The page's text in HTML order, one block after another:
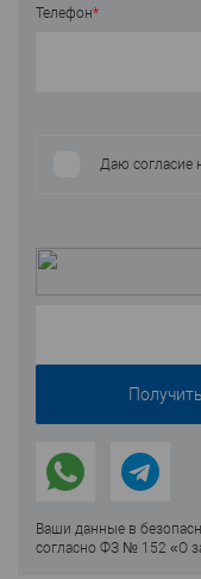
Телефон*
Даю согласие
Ваши данные в
согласно ФЗ № 152 «О